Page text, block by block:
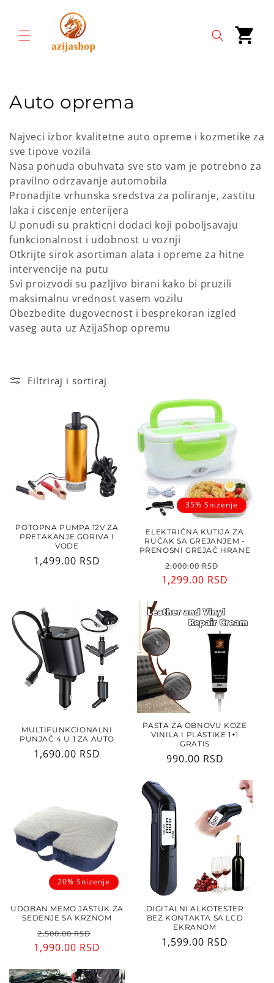
Korpa
K
l
e
k
c
i
j
a
:
Auto oprema
Najveci izbor kvalitetne auto opreme i kozmetike za
sve tipove vozila
Nasa ponuda obuhvata sve sto vam je potrebno za
pravilno odrzavanje automobila
Pronadjite vrhunska sredstva za poliranje, zastitu
laka i ciscenje enterijera
U ponudi su prakticni dodaci koji poboljsavaju
funkcionalnost i udobnost u voznji
Otkrijte sirok asortiman alata i opreme za hitne
intervencije na putu
Svi proizvodi su pazljivo birani kako bi pruzili
maksimalnu vrednost vasem vozilu
Obezbedite dugovecnost i besprekoran izgled
vaseg auta uz AzijaShop opremu
Filtriraj i sortiraj
POTOPNA PUMPA 12V ZA
PRETAKANJE GORIVA I
VODE
Regularna
1,499.00 RSD
35% Snizenje
ELEKTRIČNA KUTIJA ZA
RUČAK SA GREJANJEM -
PRENOSNI GREJAČ HRANE
Regularna
cena
2,000.00 RSD
sa
1,299.00 RSD
MULTIFUNKCIONALNI
PUNJAČ 4 U 1 ZA AUTO
Regularna
1,690.00 RSD
PASTA ZA OBNOVU KOZE
VINILA I PLASTIKE 1+1
GRATIS
Regularna
990.00 RSD
20% Snizenje
UDOBAN MEMO JASTUK ZA
SEDENJE SA KRZNOM
Regularna
cena
2,500.00 RSD
sa
1,990.00 RSD
DIGITALNI ALKOTESTER
BEZ KONTAKTA SA LCD
EKRANOM
Regularna
1,599.00 RSD